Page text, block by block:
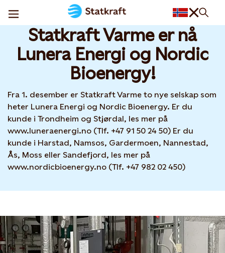
Statkraft Varme har fått nye eiere 08 DEC, 2025
Statkraft Varme er nå
Lunera Energi og Nordic
Bioenergy!
Fra 1. desember er Statkraft Varme to nye selskap som
heter Lunera Energi og Nordic Bioenergy. Er du
kunde i Trondheim og Stjørdal, les mer på
www.luneraenergi.no (Tlf. +47 91 50 24 50) Er du
kunde i Harstad, Namsos, Gardermoen, Nannestad,
Ås, Moss eller Sandefjord, les mer på
www.nordicbioenergy.no (Tlf. +47 982 02 450)